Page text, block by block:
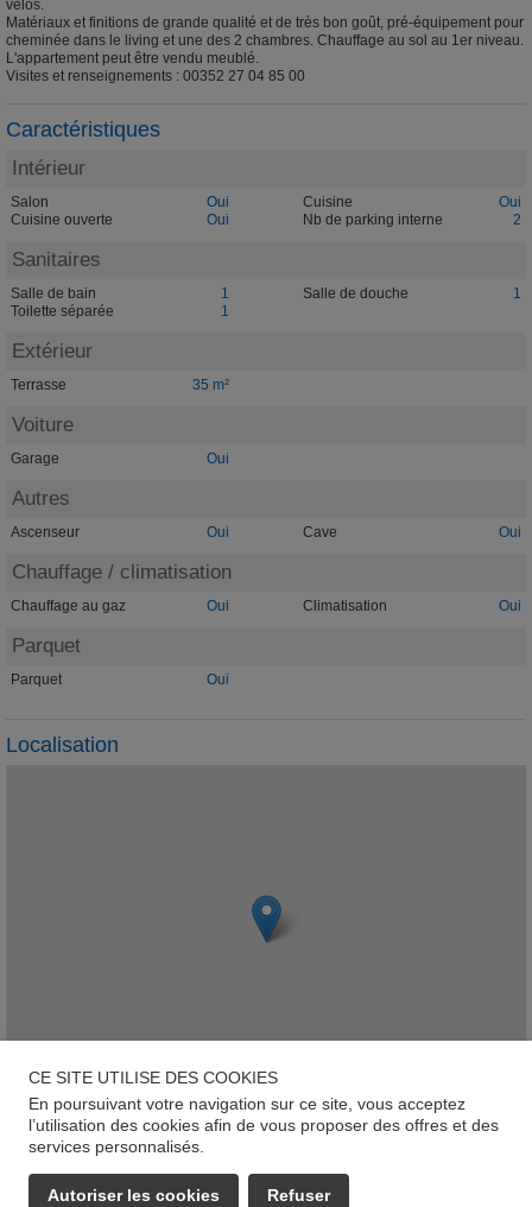
vélos.
Matériaux et finitions de grande qualité et de très bon goût, pré-équipement pour
cheminée dans le living et une des 2 chambres. Chauffage au sol au 1er niveau.
L'appartement peut être vendu meublé.
Visites et renseignements : 00352 27 04 85 00
Caractéristiques
Intérieur
Salon Oui Cuisine
Oui
Cuisine ouverte
Oui Nb de parking interne 2
Sanitaires
Salle de bain 1 Salle de douche
1
Toilette séparée
1
Extérieur
Terrasse 35 m²
Voiture
Garage Oui
Autres
Ascenseur Oui Cave Oui
Chauffage / climatisation
Chauffage au gaz Oui Climatisation Oui
Parquet
Parquet Oui
Localisation
37 Rue Nicolas Mersch, L-5861, Fentange
CE SITE UTILISE DES COOKIES
En poursuivant votre navigation sur ce site, vous acceptez
l’utilisation des cookies afin de vous proposer des offres et des
services personnalisés.
Autoriser les cookies Refuser